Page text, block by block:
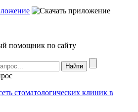
помощник по сайту
стоматологических клиник в